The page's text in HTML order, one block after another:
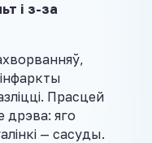
і з-за
Прасцей
дрэва: яго
— сасуды.